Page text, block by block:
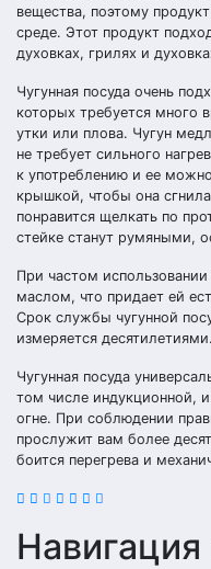
вещества, поэтому
среде. Этот продукт
духовках, грилях и
Чугунная посуда очень
которых требуется много
утки или плова. Чугун
не требует сильного
к употреблению и ее
крышкой, чтобы она
понравится щелкать по
стейке станут румяными,
При частом использовании
маслом, что придает ей
Срок службы чугунной
измеряется десятилетиями.
Чугунная посуда
том числе индукционной,
огне. При соблюдении
прослужит вам более
боится перегрева и